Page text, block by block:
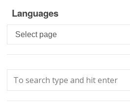
Languages
Languages